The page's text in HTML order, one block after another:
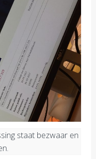
staat bezwaar en